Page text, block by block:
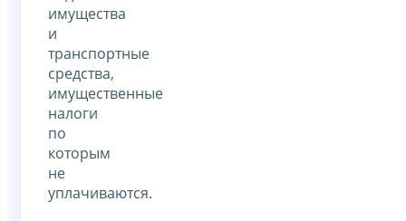
имущества
и
транспортные
средства,
имущественные
налоги
по
которым
не
уплачиваются.